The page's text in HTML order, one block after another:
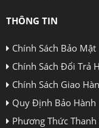
THÔNG TIN
Chính Sách Bảo Mật
Chính Sách Đổi Trả
Chính Sách Giao
Quy Định Bảo Hành
Phương Thức Thanh